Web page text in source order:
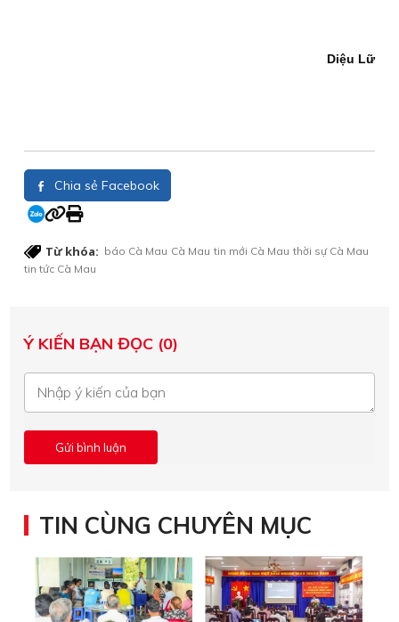
Diệu Lữ
Chia sẻ Facebook
Từ khóa: báo Cà Mau Cà Mau tin mới Cà Mau thời sự Cà Mau
tin tức Cà Mau
Ý KIẾN BẠN ĐỌC (0)
TIN CÙNG CHUYÊN MỤC